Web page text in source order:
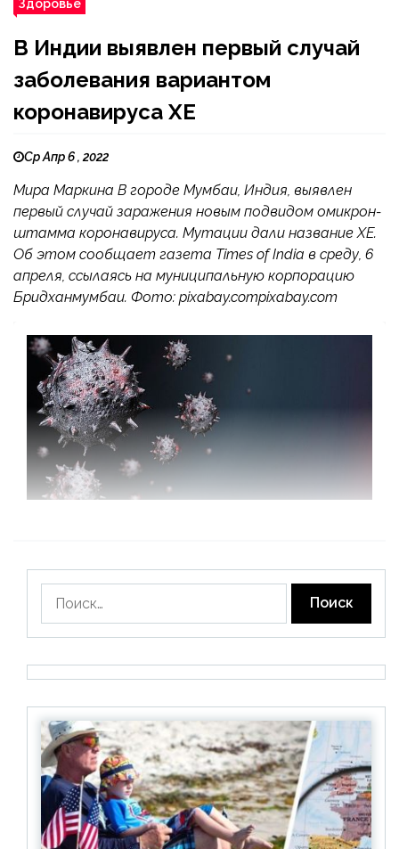
В Индии выявлен первый случай
заболевания вариантом
коронавируса XE
Ср Апр 6 , 2022
Мира Маркина В городе Мумбаи, Индия, выявлен
первый случай заражения новым подвидом омикрон-
штамма коронавируса. Мутации дали название ХЕ.
Об этом сообщает газета Times of India в среду, 6
апреля, ссылаясь на муниципальную корпорацию
Бридханмумбаи. Фото: pixabay.compixabay.com